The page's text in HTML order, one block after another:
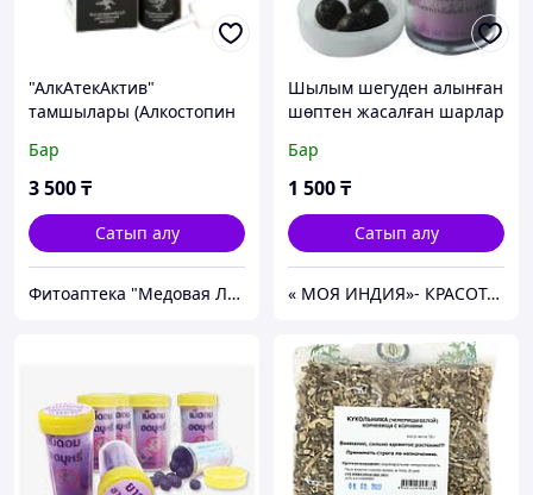
"АлкАтекАктив"
тамшылары (Алкостопин
Бар
3 500₸
Сатып алу
Фитоаптека "Медовая ЛАВКА ЗДОРОВЬЯ"
Шылым шегуден алынған
шөптен жасалған шарлар
Бар
1 500₸
Сатып алу
« МОЯ ИНДИЯ»- КРАСОТА И ЗДОРОВЬЕ!